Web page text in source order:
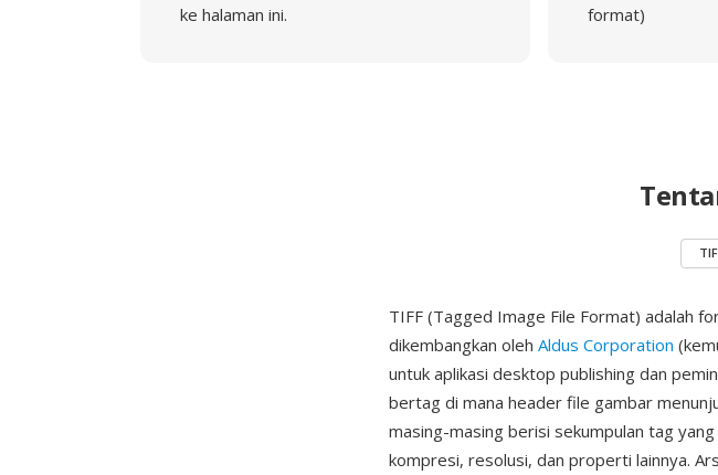
ke halaman ini.
format)
TIFF (Tagged Image File Format) adalah
dikembangkan oleh Aldus Corporation
untuk aplikasi desktop publishing dan
bertag di mana header file gambar
masing-masing berisi sekumpulan tag
kompresi, resolusi, dan properti lainnya.